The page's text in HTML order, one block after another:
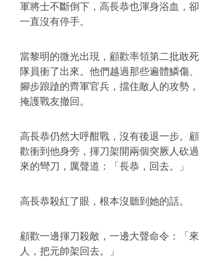
軍將士不斷倒下，高長恭也渾身浴血，卻
一直沒有停手。
當黎明的微光出現，顧歡率領第二批敢死
隊員衝了出來。他們越過那些遍體鱗傷、
腳步踉蹌的齊軍官兵，擋住敵人的攻勢，
掩護戰友撤回。
高長恭仍然大呼酣戰，沒有後退一步。顧
歡衝到他身旁，揮刀架開兩個突厥人砍過
來的彎刀，厲聲道：「長恭，回去。」
高長恭殺紅了眼，根本沒聽到她的話。
顧歡一邊揮刀殺敵，一邊大聲命令：「來
人，把元帥架回去。」